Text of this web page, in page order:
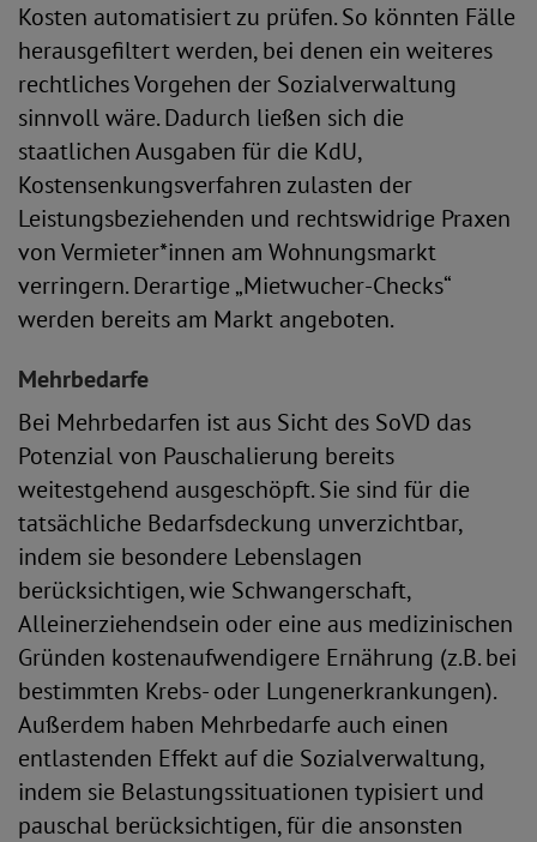
Kosten automatisiert zu prüfen. So könnten Fälle
herausgefiltert werden, bei denen ein weiteres
rechtliches Vorgehen der Sozialverwaltung
sinnvoll wäre. Dadurch ließen sich die
staatlichen Ausgaben für die KdU,
Kostensenkungsverfahren zulasten der
Leistungsbeziehenden und rechtswidrige Praxen
von Vermieter*innen am Wohnungsmarkt
verringern. Derartige „Mietwucher-Checks“
werden bereits am Markt angeboten.
Mehrbedarfe
Bei Mehrbedarfen ist aus Sicht des SoVD das
Potenzial von Pauschalierung bereits
weitestgehend ausgeschöpft. Sie sind für die
tatsächliche Bedarfsdeckung unverzichtbar,
indem sie besondere Lebenslagen
berücksichtigen, wie Schwangerschaft,
Alleinerziehendsein oder eine aus medizinischen
Gründen kostenaufwendigere Ernährung (z.B. bei
bestimmten Krebs- oder Lungenerkrankungen).
Außerdem haben Mehrbedarfe auch einen
entlastenden Effekt auf die Sozialverwaltung,
indem sie Belastungssituationen typisiert und
pauschal berücksichtigen, für die ansonsten